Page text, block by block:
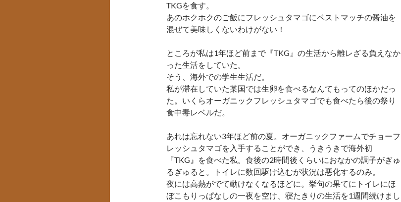
TKGを食す。
あのホクホクのご飯にフレッシュタマゴにベストマッチの醤油を
混ぜて美味しくないわけがない！
ところが私は1年ほど前まで『TKG』の生活から離レざる負えなか
った生活をしていた。
そう、海外での学生生活だ。
私が滞在していた某国では生卵を食べるなんてもってのほかだっ
た。いくらオーガニックフレッシュタマゴでも食べたら後の祭り
食中毒レベルだ。
あれは忘れない3年ほど前の夏。オーガニックファームでチョーフ
レッシュタマゴを入手することができ、うきうきで海外初
『TKG』を食べた私。食後の2時間後くらいにおなかの調子がぎゅ
るぎゅると。トイレに数回駆け込むが状況は悪化するのみ。
夜には高熱がでて動けなくなるほどに。挙句の果てにトイレにほ
ぼこもりっぱなしの一夜を空け、寝たきりの生活を1週間続けまし